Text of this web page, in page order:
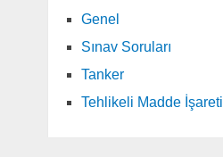
Genel
Sınav Soruları
Tanker
Tehlikeli Madde İşareti